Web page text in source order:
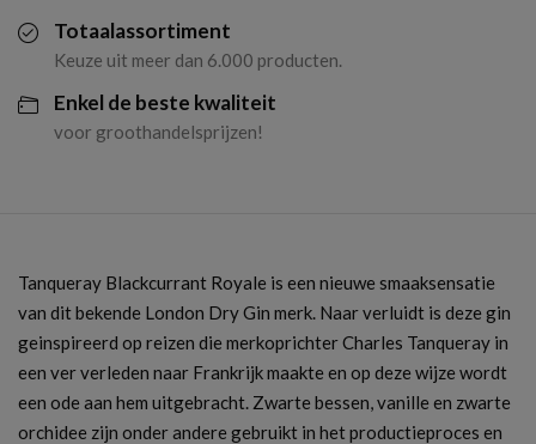
Totaalassortiment
Keuze uit meer dan 6.000 producten.
Enkel de beste kwaliteit
voor groothandelsprijzen!
Tanqueray Blackcurrant Royale is een nieuwe smaaksensatie
van dit bekende London Dry Gin merk. Naar verluidt is deze gin
geinspireerd op reizen die merkoprichter Charles Tanqueray in
een ver verleden naar Frankrijk maakte en op deze wijze wordt
een ode aan hem uitgebracht. Zwarte bessen, vanille en zwarte
orchidee zijn onder andere gebruikt in het productieproces en